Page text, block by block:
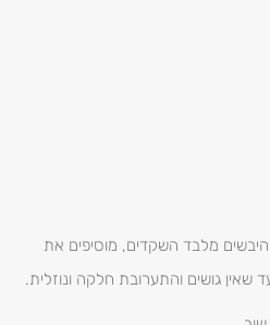
מלבד השקדים, מוסיפים את
שאין גושים והתערובת חלקה ונוזלית.